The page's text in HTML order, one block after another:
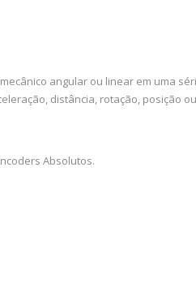
angular ou linear em uma
distância, rotação, posição
Absolutos.